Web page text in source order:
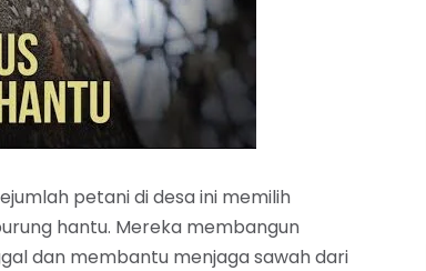
petani di desa ini memilih
hantu. Mereka membangun
dan membantu menjaga sawah dari